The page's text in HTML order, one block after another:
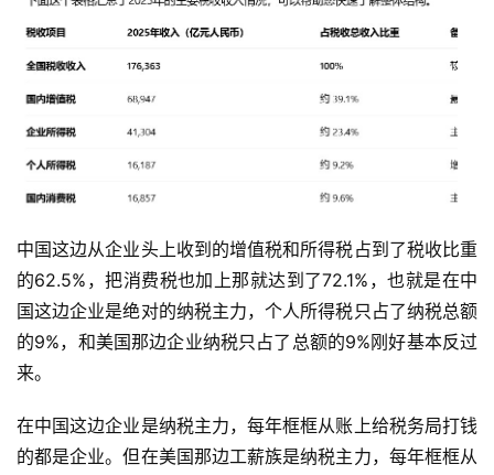
中国这边从企业头上收到的增值税和所得税占到了税收比重
的62.5%，把消费税也加上那就达到了72.1%，也就是在中
国这边企业是绝对的纳税主力，个人所得税只占了纳税总额
的9%，和美国那边企业纳税只占了总额的9%刚好基本反过
来。
在中国这边企业是纳税主力，每年框框从账上给税务局打钱
的都是企业。但在美国那边工薪族是纳税主力，每年框框从